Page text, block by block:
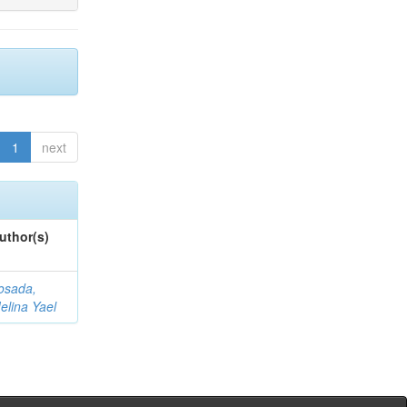
1 next
Yael